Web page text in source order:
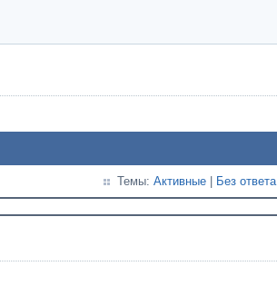
Темы: Активные Без ответа